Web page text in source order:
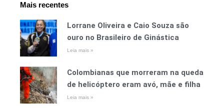
Mais recentes
Lorrane Oliveira e Caio Souza são
ouro no Brasileiro de Ginástica
Leia mais »
Colombianas que morreram na queda
de helicóptero eram avó, mãe e filha
Leia mais »